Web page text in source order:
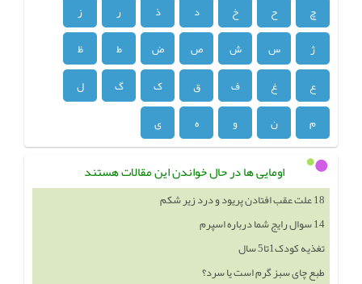
چ
ح خ د ذ ر
ز
ژ
س ش ص ض ط
ظ
ع
غ ف ق ک گ
ل
م
ن و ه ی
اومایی ها در حال خواندن این مقالات هستند
18 علت عقب افتادن پریود و درد زیر شکم
14 سوال رایج شما درباره اسپرم
تغذیه کودک1تا5 سال
طبع چای سبز گرم است یا سرد؟